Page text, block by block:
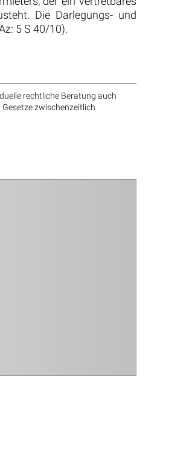
Die Darlegungs- und
5 S 40/10).
rechtliche Beratung auch
zwischenzeitlich